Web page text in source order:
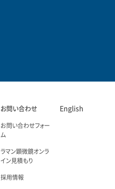
お問い合わせ
お問い合わせフォー
ム
ラマン顕微鏡オンラ
イン見積もり
採用情報
English